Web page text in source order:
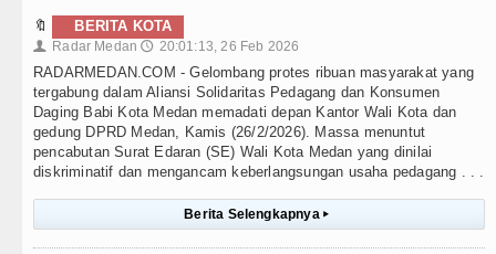
🔖 BERITA KOTA
👤 Radar Medan 🕔 20:01:13, 26 Feb 2026
RADARMEDAN.COM - Gelombang protes ribuan masyarakat yang
tergabung dalam Aliansi Solidaritas Pedagang dan Konsumen
Daging Babi Kota Medan memadati depan Kantor Wali Kota dan
gedung DPRD Medan, Kamis (26/2/2026). Massa menuntut
pencabutan Surat Edaran (SE) Wali Kota Medan yang dinilai
diskriminatif dan mengancam keberlangsungan usaha pedagang . . .
Berita Selengkapnya ▸